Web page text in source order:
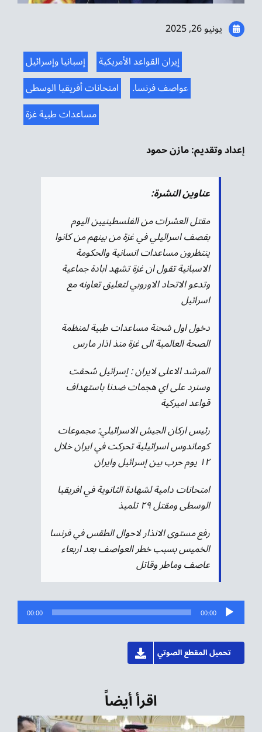
يونيو 26, 2025
إسبانيا وإسرائيل
إيران القواعد الأمريكية
امتحانات أفريقيا الوسطى
عواصف فرنسا.
مساعدات طبية غزة
إعداد وتقديم: مازن حمود
عناوين النشرة:
مقتل العشرات من الفلسطينيين اليوم
بقصف اسرائيلي في غزة من بينهم من كانوا
ينتظرون مساعدات انسانية والحكومة
الاسبانية تقول ان غزة تشهد ابادة جماعية
وتدعو الاتحاد الاوروبي لتعليق تعاونه مع
اسرائيل
دخول اول شحنة مساعدات طبية لمنظمة
الصحة العالمية الى غزة منذ اذار مارس
المرشد الاعلى لايران : إسرائيل سُحقت
وسنرد على اي هجمات ضدنا باستهداف
قواعد اميركية
رئيس اركان الجيش الاسرائيلي: مجموعات
كوماندوس اسرائيلية تحركت في ايران خلال
١٢ يوم حرب بين إسرائيل وايران
امتحانات دامية لشهادة الثانوية في افريقيا
الوسطى ومقتل ٢٩ تلميذ
رفع مستوى الانذار لاحوال الطقس في فرنسا
الخميس بسبب خطر العواصف بعد اربعاء
عاصف وماطر وقاتل
مشغل
الصوت
00:00
00:00
تحميل المقطع الصوتي
اقرأ أيضاً